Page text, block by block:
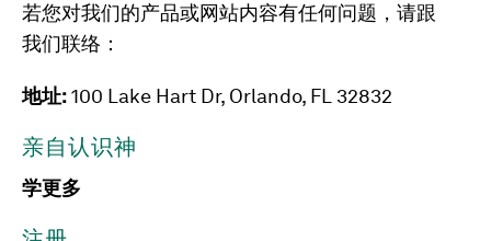
若您对我们的产品或网站内容有任何问题，请跟
我们联络：
地址:100 Lake Hart Dr, Orlando, FL 32832
亲自认识神
学更多